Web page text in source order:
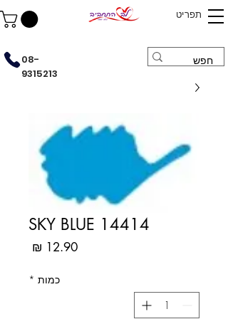
תפריט
08-
9315213
14414 SKY BLUE
כמות *